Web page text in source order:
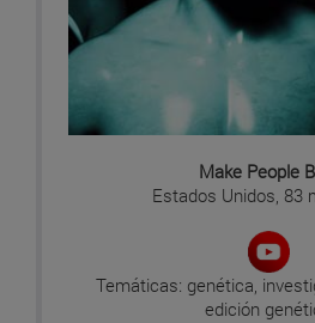
Make People
Estados Unidos, 83
Temáticas: genética,
edición